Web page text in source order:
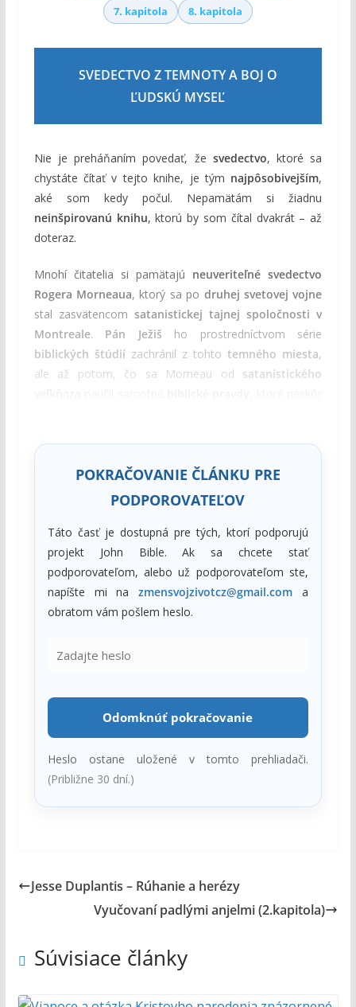
7. kapitola
8. kapitola
SVEDECTVO Z TEMNOTY A BOJ O
ĽUDSKÚ MYSEĽ
Nie je preháňaním povedať, že svedectvo, ktoré sa
chystáte čítať v tejto knihe, je tým najpôsobivejším,
aké som kedy počul. Nepamätám si žiadnu
neinšpirovanú knihu, ktorú by som čítal dvakrát – až
doteraz.
Mnohí čitatelia si pamätajú neuveriteľné svedectvo
Rogera Morneaua, ktorý sa po druhej svetovej vojne
stal zasvätencom satanistickej tajnej spoločnosti v
Montreale. Pán Ježiš ho prostredníctvom série
biblických štúdiízachránil z tohtotemného miesta,
ale až potom, čo sa Morneau od satanistického
POKRAČOVANIE ČLÁNKU PRE
PODPOROVATEĽOV
Táto časť je dostupná pre tých, ktorí podporujú
projekt John Bible. Ak sa chcete stať
podporovateľom, alebo už podporovateľom ste,
napíšte mi nazmensvojzivotcz@gmail.com a
obratom vám pošlem heslo.
Odomknúť pokračovanie
Heslo ostane uložené v tomto prehliadači.
(Približne 30 dní.)
Jesse Duplantis – Rúhanie a herézy
Vyučovaní padlými anjelmi (2.kapitola)
Súvisiace články